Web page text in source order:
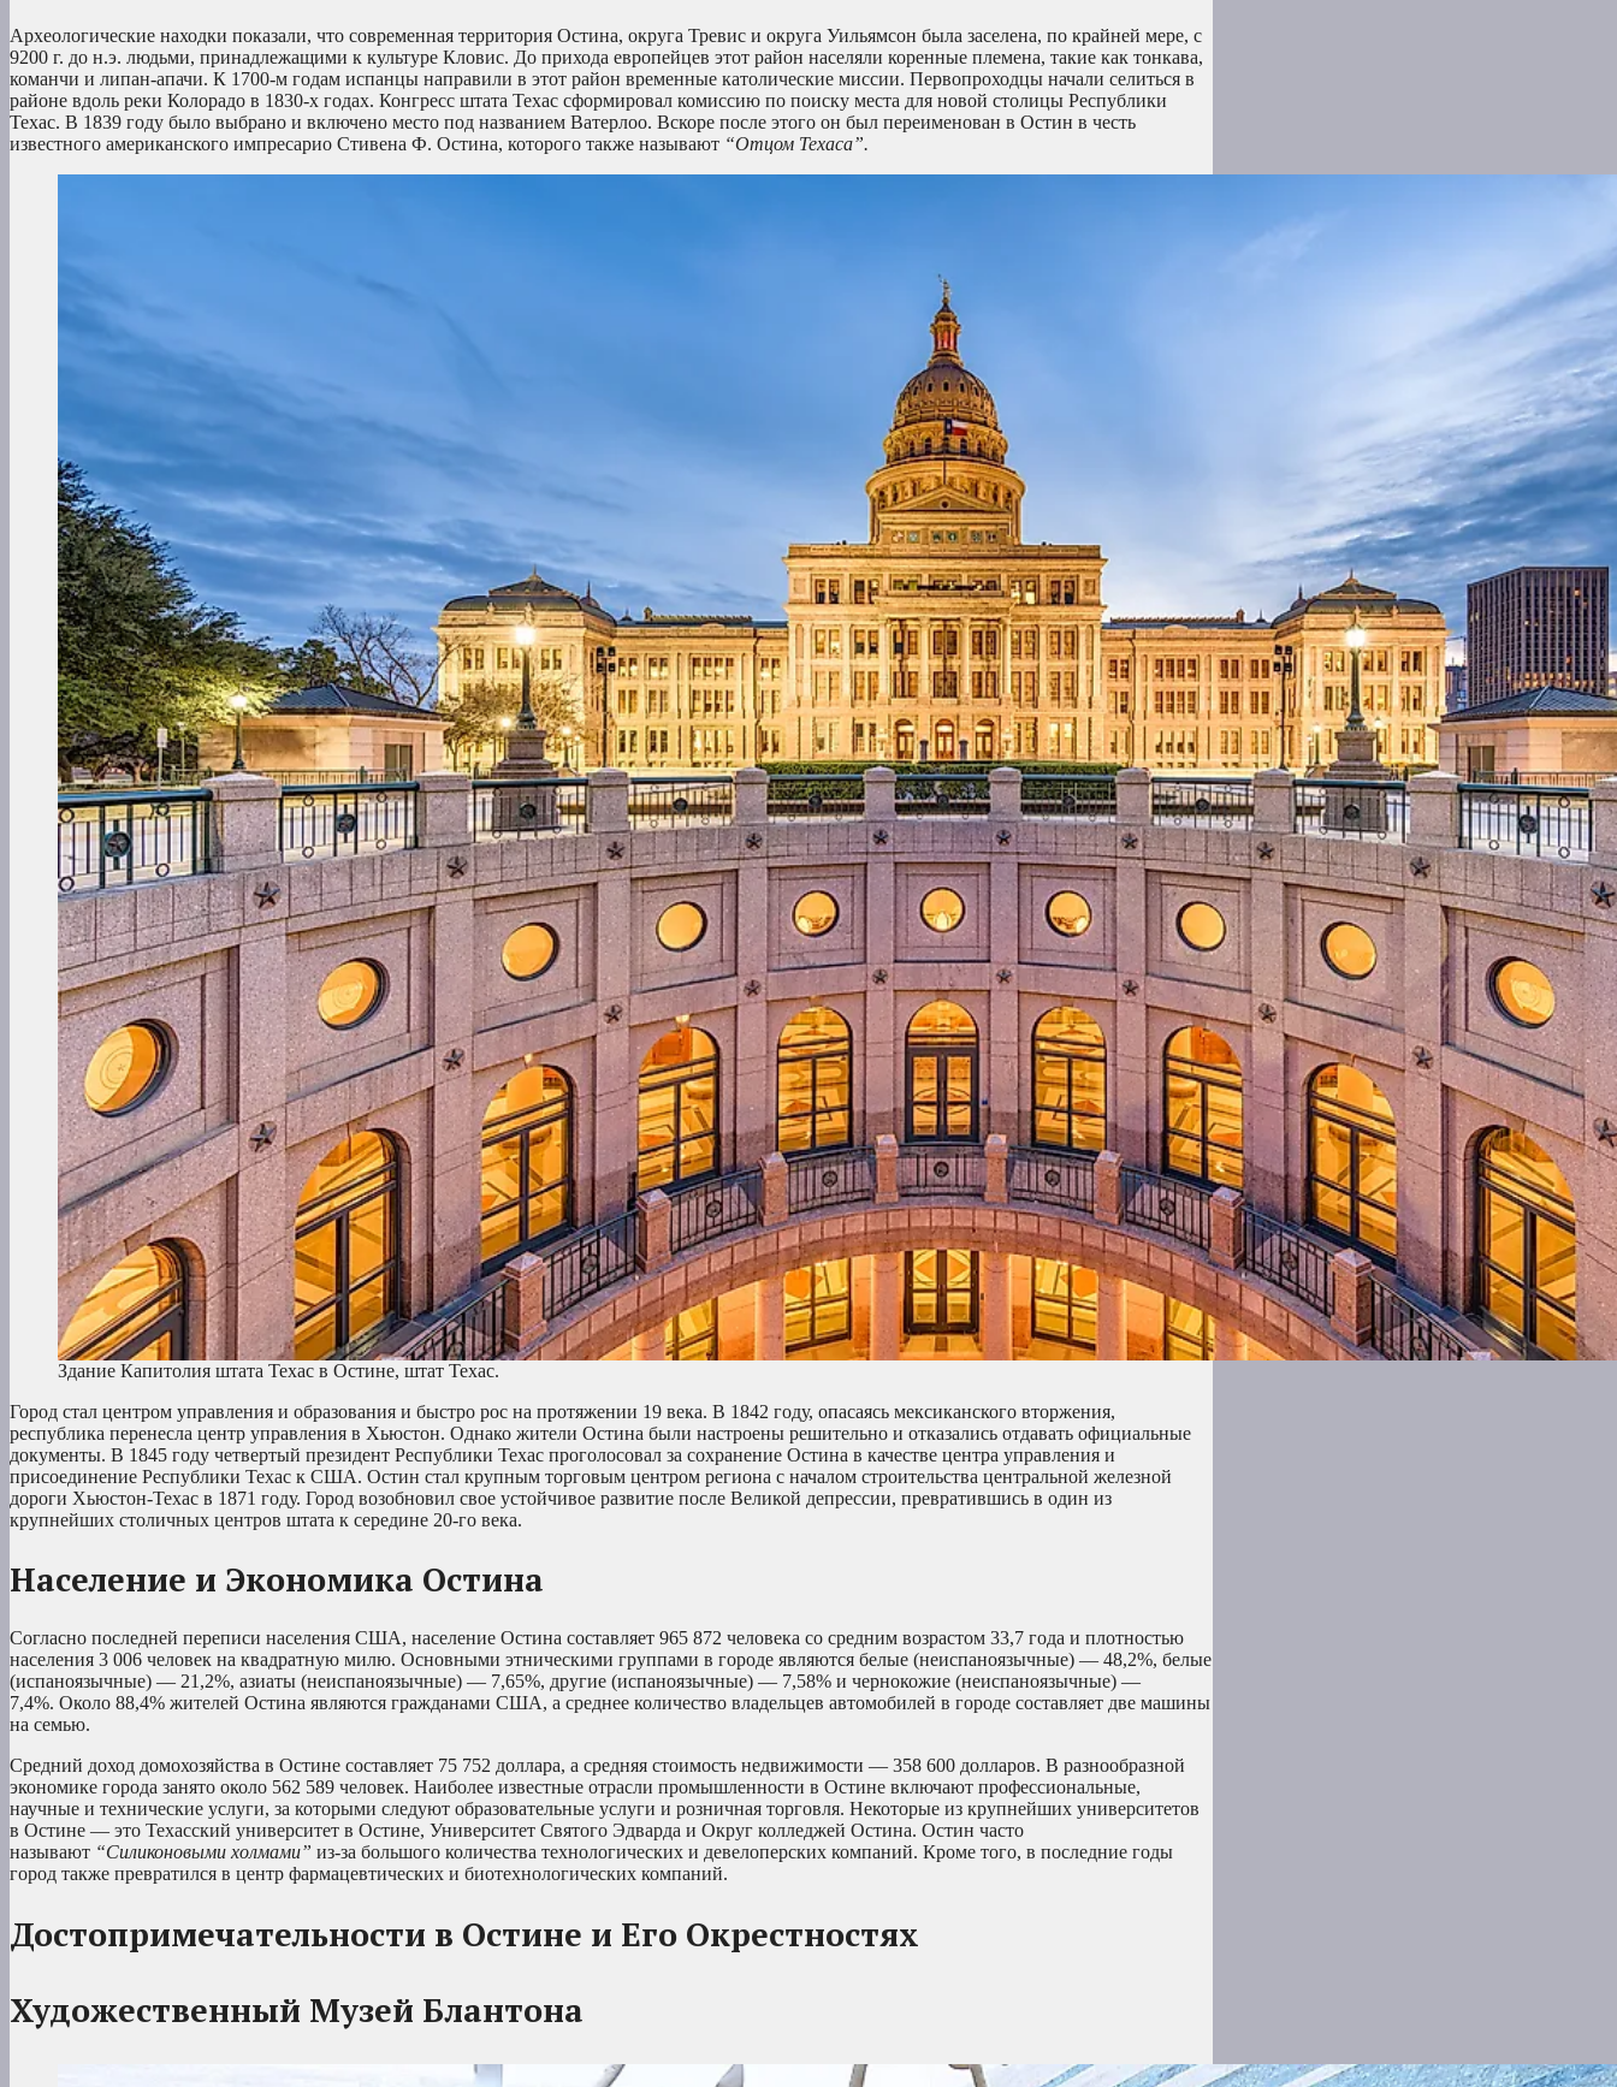
Археологические находки показали, что современная территория Остина, округа Тревис и округа Уильямсон была заселена, по крайней мере, с
9200 г. до н.э. людьми, принадлежащими к культуре Кловис. До прихода европейцев этот район населяли коренные племена, такие как тонкава,
команчи и липан-апачи. К 1700-м годам испанцы направили в этот район временные католические миссии. Первопроходцы начали селиться в
районе вдоль реки Колорадо в 1830-х годах. Конгресс штата Техас сформировал комиссию по поиску места для новой столицы Республики
Техас. В 1839 году было выбрано и включено место под названием Ватерлоо. Вскоре после этого он был переименован в Остин в честь
известного американского импресарио Стивена Ф. Остина, которого также называют “Отцом Техаса”.
Здание Капитолия штата Техас в Остине, штат Техас.
Город стал центром управления и образования и быстро рос на протяжении 19 века. В 1842 году, опасаясь мексиканского вторжения,
республика перенесла центр управления в Хьюстон. Однако жители Остина были настроены решительно и отказались отдавать официальные
документы. В 1845 году четвертый президент Республики Техас проголосовал за сохранение Остина в качестве центра управления и
присоединение Республики Техас к США. Остин стал крупным торговым центром региона с началом строительства центральной железной
дороги Хьюстон-Техас в 1871 году. Город возобновил свое устойчивое развитие после Великой депрессии, превратившись в один из
крупнейших столичных центров штата к середине 20-го века.
Население и Экономика Остина
Согласно последней переписи населения США, население Остина составляет 965 872 человека со средним возрастом 33,7 года и плотностью
населения 3 006 человек на квадратную милю. Основными этническими группами в городе являются белые (неиспаноязычные) — 48,2%, белые
(испаноязычные) — 21,2%, азиаты (неиспаноязычные) — 7,65%, другие (испаноязычные) — 7,58% и чернокожие (неиспаноязычные) —
7,4%. Около 88,4% жителей Остина являются гражданами США, а среднее количество владельцев автомобилей в городе составляет две машины
на семью.
Средний доход домохозяйства в Остине составляет 75 752 доллара, а средняя стоимость недвижимости — 358 600 долларов. В разнообразной
экономике города занято около 562 589 человек. Наиболее известные отрасли промышленности в Остине включают профессиональные,
научные и технические услуги, за которыми следуют образовательные услуги и розничная торговля. Некоторые из крупнейших университетов
в Остине — это Техасский университет в Остине, Университет Святого Эдварда и Округ колледжей Остина. Остин часто
называют “Силиконовыми холмами” из-за большого количества технологических и девелоперских компаний. Кроме того, в последние годы
город также превратился в центр фармацевтических и биотехнологических компаний.
Достопримечательности в Остине и Его Окрестностях
Художественный Музей Блантона